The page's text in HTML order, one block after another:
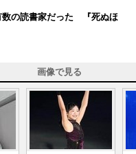
数の読書家だった 『死ぬほ
画像で見る